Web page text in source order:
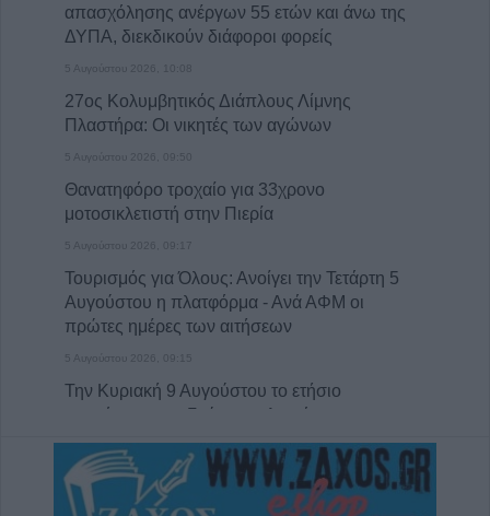
απασχόλησης ανέργων 55 ετών και άνω της
ΔΥΠΑ, διεκδικούν διάφοροι φορείς
5 Αυγούστου 2026, 10:08
27ος Κολυμβητικός Διάπλους Λίμνης
Πλαστήρα: Οι νικητές των αγώνων
5 Αυγούστου 2026, 09:50
Θανατηφόρο τροχαίο για 33χρονο
μοτοσικλετιστή στην Πιερία
5 Αυγούστου 2026, 09:17
Τουρισμός για Όλους: Ανοίγει την Τετάρτη 5
Αυγούστου η πλατφόρμα - Ανά ΑΦΜ οι
πρώτες ημέρες των αιτήσεων
5 Αυγούστου 2026, 09:15
Την Κυριακή 9 Αυγούστου το ετήσιο
μνημόσυνο του Γεώργιου Διαμάντη
5 Αυγούστου 2026, 08:25
Προκριματικά Champions League:
Προβάδισμα με... buzzer-beater η Λέφσκι,